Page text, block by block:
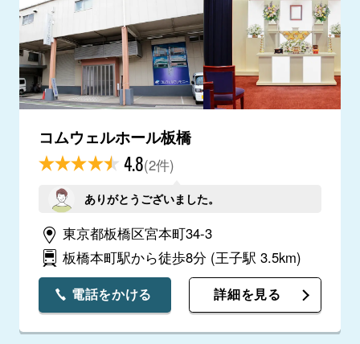
コムウェルホール板橋
4.8(2件)
ありがとうございました。
東京都板橋区宮本町34-3
板橋本町駅から徒歩8分 (王子駅 3.5km)
電話をかける 詳細を見る